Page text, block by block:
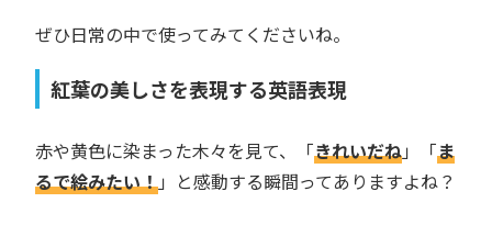
ぜひ日常の中で使ってみてくださいね。
紅葉の美しさを表現する英語表現
赤や黄色に染まった木々を見て、「きれいだね」「ま
るで絵みたい！」と感動する瞬間ってありますよね？